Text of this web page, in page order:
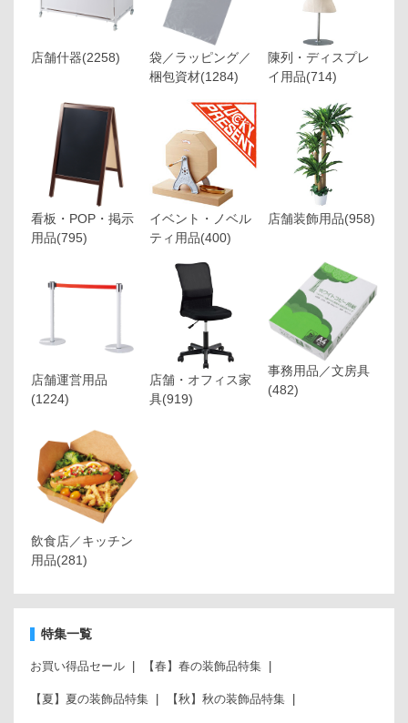
店舗什器(2258)
袋／ラッピング／
梱包資材(1284)
陳列・ディスプレ
イ用品(714)
看板・POP・掲示
用品(795)
イベント・ノベル
ティ用品(400)
店舗装飾用品(958)
店舗運営用品
(1224)
店舗・オフィス家
具(919)
事務用品／文房具
(482)
飲食店／キッチン
用品(281)
特集一覧
お買い得品セール 【春】春の装飾品特集
【夏】夏の装飾品特集 【秋】秋の装飾品特集